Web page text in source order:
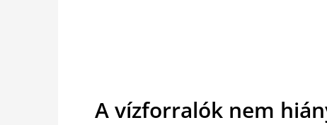
A vízforralók nem